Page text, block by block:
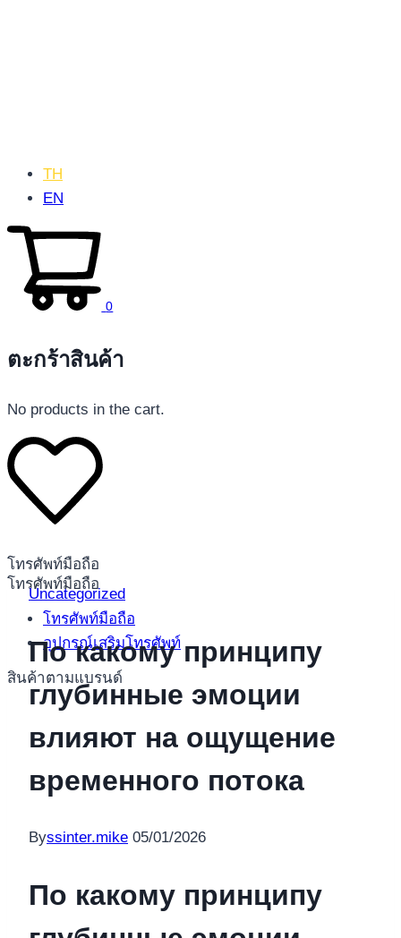
โทรศัพท์มือถือ
โทรศัพท์มือถือ
โทรศัพท์มือถือ
อุปกรณ์เสริมโทรศัพท์
สินค้าตามแบรนด์
TH
EN
0
ตะกร้าสินค้า
No products in the cart.
Uncategorized
По какому принципу
глубинные эмоции
влияют на ощущение
временного потока
Byssinter.mike 05/01/2026
По какому принципу